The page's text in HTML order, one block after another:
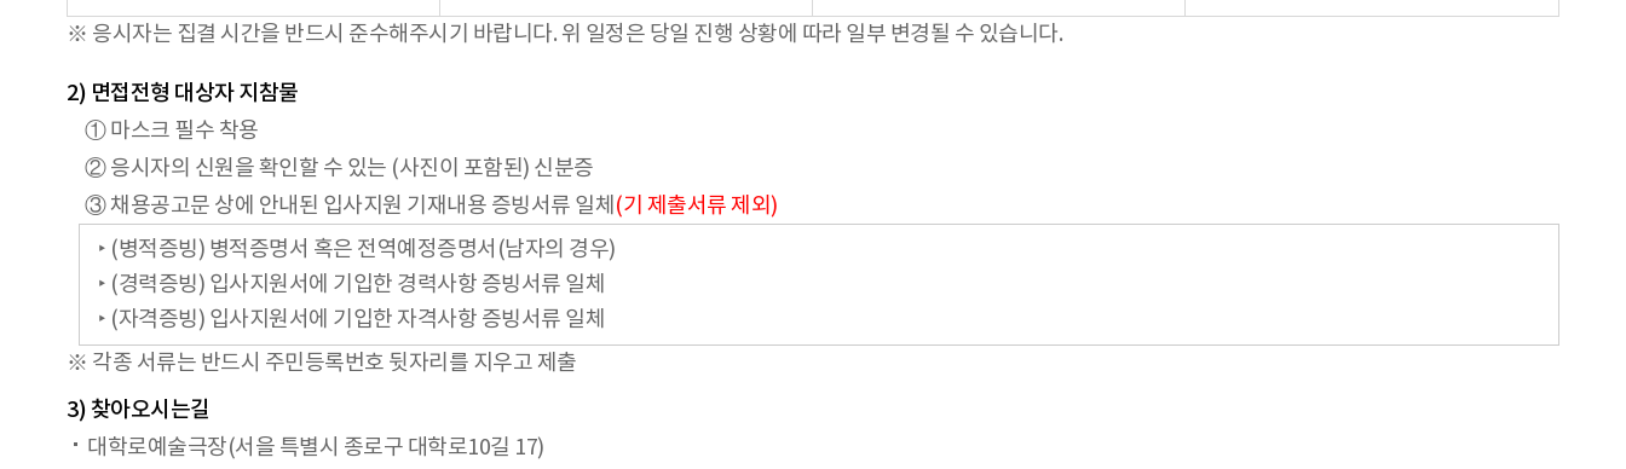
※ 응시자는 집결 시간을 반드시 준수해주시기 바랍니다. 위 일정은 당일 진행 상황에 따라 일부 변경될 수 있습니다.
2) 면접전형 대상자 지참물
① 마스크 필수 착용
② 응시자의 신원을 확인할 수 있는 (사진이 포함된) 신분증
③ 채용공고문 상에 안내된 입사지원 기재내용 증빙서류 일체 (기 제출서류 제외)
‣ (병적증빙) 병적증명서 혹은 전역예정증명서(남자의 경우)
‣ (경력증빙) 입사지원서에 기입한 경력사항 증빙서류 일체
‣ (자격증빙) 입사지원서에 기입한 자격사항 증빙서류 일체
※ 각종 서류는 반드시 주민등록번호 뒷자리를 지우고 제출
3) 찾아오시는길
대학로예술극장(서을 특별시 종로구 대학로10길 17)